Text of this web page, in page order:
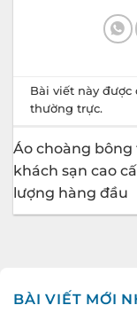
Bài viết này
thường trực.
Áo choàng bông
khách sạn cao
lượng hàng đầu
BÀI VIẾT MỚI